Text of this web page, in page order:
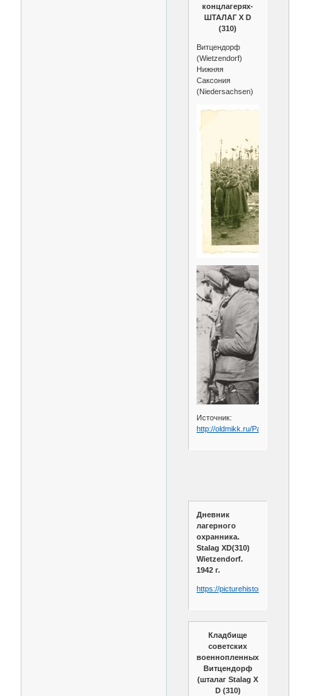
концлагерях-
ШТАЛАГ X D
(310)
Витцендорф
(Wietzendorf)
Нижняя
Саксония
(Niedersachsen)
Источник:
http://oldmikk.ru/
Дневник
лагерного
охранника.
Stalag XD(310)
Wietzendorf.
1942 г.
https://
Кладбище
советских
военнопленных
Витцендорф
(шталаг Stalag X
D (310)